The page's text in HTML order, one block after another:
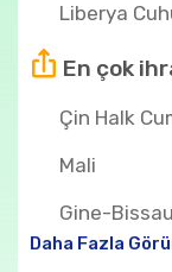
Liberya
En çok
Çin Halk
Mali
Gine-Bissau
Daha Fazla